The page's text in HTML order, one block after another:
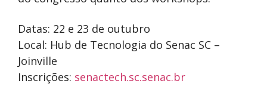
Datas: 22 e 23 de outubro
Local: Hub de Tecnologia do Senac SC –
Joinville
Inscrições: senactech.sc.senac.br